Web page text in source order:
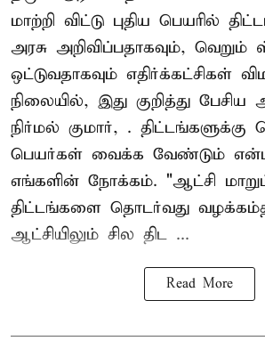
மாற்றி விட்டு புதிய பெயரில்
அரசு அறிவிப்பதாகவும், வெறும்
ஒட்டுவதாகவும் எதிர்க்கட்சிகள்
நிலையில், இது குறித்து
நிர்மல் குமார், . திட்டங்களுக்கு
பெயர்கள் வைக்க வேண்டும்
எங்களின் நோக்கம். "ஆட்சி
திட்டங்களை தொடர்வது
ஆட்சியிலும் சில திட ...
Read More